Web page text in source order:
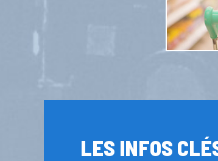
LES INFOS